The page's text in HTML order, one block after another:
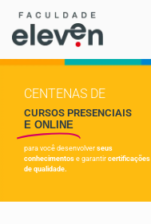
CENTENAS DE
CURSOS PRESENCIAIS
E ONLINE
para você desenvolver seus
conhecimentos e garantir certificações
de qualidade.